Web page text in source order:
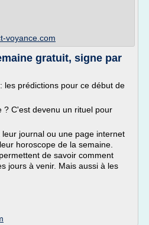
voyance.com
gratuit, signe par
les prédictions pour ce début de
? C'est devenu un rituel pour
journal ou une page internet
horoscope de la semaine.
de savoir comment
jours à venir. Mais aussi à les